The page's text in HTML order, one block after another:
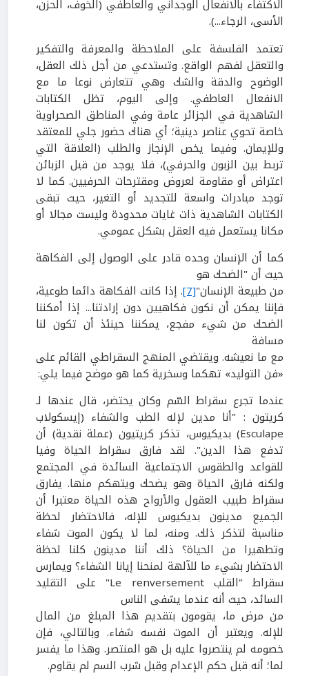
الاكتفاء بالانفعال الوجداني والعاطفي (الخوف، الحزن،
الأسى، الرجاء...).
تعتمد الفلسفة على الملاحظة والمعرفة والتفكير
والتعقل لفهم الواقع. وتستدعي من أجل ذلك العقل،
الوضوح والدقة والشك وهي تتعارض نوعا ما مع
الانفعال العاطفي. وإلى اليوم، تظل الكتابات
الشاهدية في الجزائر عامة وفي المناطق الصحراوية
خاصة تحوي عناصر دينية؛ أي هناك حضور جلي للمعتقد
وللإيمان. وفيما يخص الإنجاز والطلب (العلاقة التي
تربط بين الزبون والحرفي)، فلا يوجد من قبل الزبائن
اعتراض أو مقاومة لعروض ومقترحات الحرفيين. كما لا
توجد مبادرات واسعة للتجديد أو التغير، حيث تبقى
الكتابات الشاهدية ذات غايات محدودة وليست مجالا أو
مكانا يستعمل فيه العقل بشكل عمومي.
كما أن الإنسان وحده قادر على الوصول إلى الفكاهة
حيث أن "الضحك هو
من طبيعة الإنسان"[7]. إذا كانت الفكاهة دائما طوعية،
فإننا يمكن أن نكون فكاهيين دون إرادتنا... إذا أمكننا
الضحك من شيء مفجع، يمكننا حينئذ أن تكون لنا
مسافة
مع ما نعيشه. ويقتضي المنهج السقراطي القائم على
«فن التوليد» تهكما وسخرية كما هو موضح فيما يلي:
عندما تجرع سقراط السّم وكان يحتضر، قال عندها لـ
كريتون : "أنا مدين لإله الطب والشفاء (إيسكولاب
Esculape) بديكيوس، تذكر كريتيون (عملة نقدية) أن
تدفع هذا الدين". لقد فارق سقراط الحياة وفيا
للقواعد والطقوس الاجتماعية السائدة في المجتمع
ولكنه فارق الحياة وهو يضحك ويتهكم منها. يفارق
سقراط طبيب العقول والأرواح هذه الحياة معتبرا أن
الجميع مدينون بديكيوس للإله، فالاحتضار لحظة
مناسبة لتذكر ذلك. ومنه، لما لا يكون الموت شفاء
وتطهيرا من الحياة؟ ذلك أننا مدينون كلنا لحظة
الاحتضار بشيء ما للآلهة لمنحنا إيانا الشفاء؟ ويمارس
سقراط "القلبLe renversement
" على التقليد
السائد، حيث أنه عندما يشفى الناس
من مرض ما، يقومون بتقديم هذا المبلغ من المال
للإله. ويعتبر أن الموت نفسه شفاء. وبالتالي، فإن
خصومه لم ينتصروا عليه بل هو المنتصر. وهذا ما يفسر
لما؛ أنه قبل حكم الإعدام وقبل شرب السم لم يقاوم.